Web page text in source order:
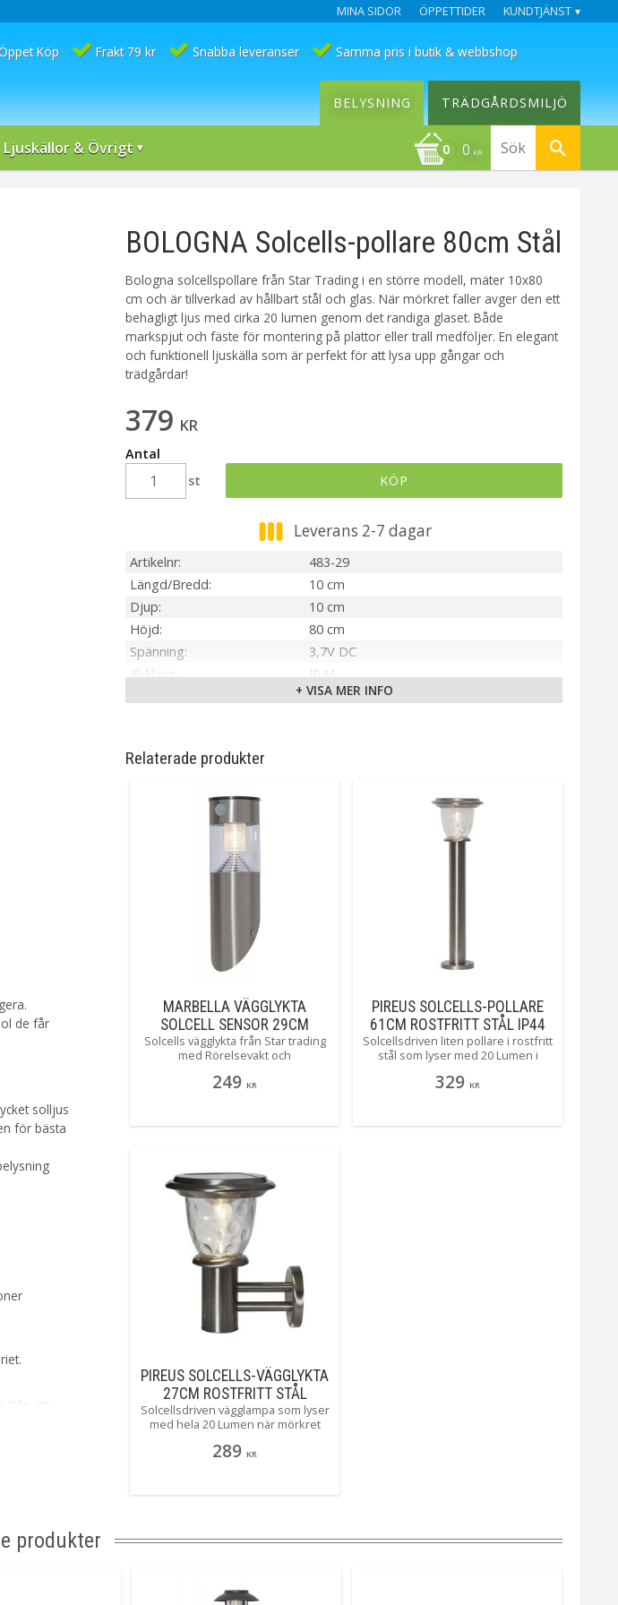
MINA SIDOR ÖPPETTIDER KUNDTJÄNST
Köp Frakt 79 kr Snabba leveranser Samma pris i butik & webbshop
Ljuskällor & Övrigt 0 KR
BELYSNING TRÄDGÅRDSMILJÖ
BOLOGNA Solcells-pollare 80cm Stål
Bologna solcellspollare från Star Trading i en större modell, mäter 10x80
cm och är tillverkad av hållbart stål och glas. När mörkret faller avger den ett
behagligt ljus med cirka 20 lumen genom det randiga glaset. Både
markspjut och fäste för montering på plattor eller trall medföljer. En elegant
och funktionell ljuskälla som är perfekt för att lysa upp gångar och
trädgårdar!
379 KR
Antal
st
KÖP
Leverans 2-7 dagar
Artikelnr
483-29
Längd/Bredd
10 cm
Djup
10 cm
Höjd
80 cm
Spänning
3,7V DC
IP-klass
IP44
Stål
Ljusfärg
1 batteri 14500Li-IonRechargeable ingår
+ VISA MER INFO
Relaterade produkter
MARBELLA VÄGGLYKTA
SOLCELL SENSOR 29CM
ROSTFRITT STÅL
Solcells vägglykta från Star trading
med Rörelsevakt och
sensorn så lyser Marbella upp med
249 KR
PIREUS SOLCELLS-POLLARE
61CM ROSTFRITT STÅL IP44
Solcellsdriven liten pollare i rostfritt
stål som lyser med 20 Lumen i
det bildas ett vackert mönster på
329 KR
PIREUS SOLCELLS-VÄGGLYKTA
27CM ROSTFRITT STÅL
Solcellsdriven vägglampa som lyser
med hela 20 Lumen när mörkret
att det bildas ett vackert mönster
289 KR
de får
solljus
för bästa
ge
många
produkter